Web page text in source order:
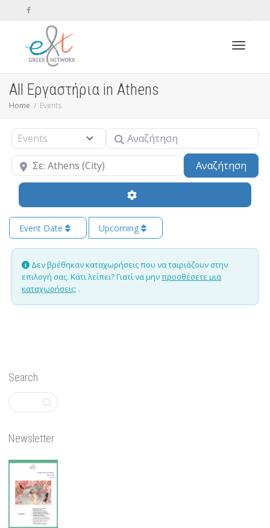
All Εργαστήρια in Athens
Home Events
Select search type Αναζήτηση
Κοντά Αναζήτηση
Event Date Upcoming
Δεν βρέθηκαν καταχωρήσεις που να ταιριάζουν στην
επιλογή σας. Κάτι λείπει? Γιατί να μηνπροσθέσετε μια
καταχωρήσεις; .
Search
Newsletter